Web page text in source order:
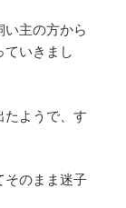
い主の方から
ていきまし
たようで、す
そのまま迷子